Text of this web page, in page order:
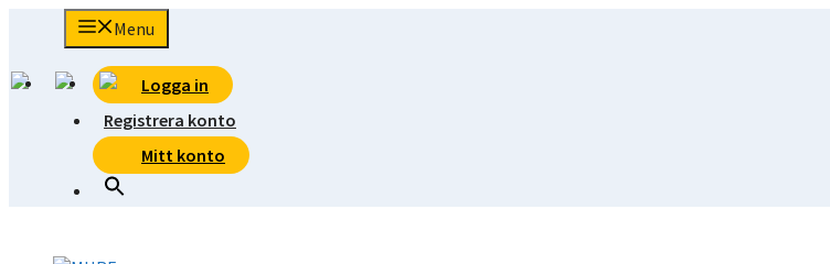
Menu
Logga in
Registrera konto
Mitt konto